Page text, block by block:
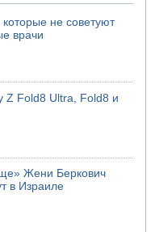
не советуют
врачи
Z Fold8 Ultra, Fold8 и
Жени Беркович
в Израиле